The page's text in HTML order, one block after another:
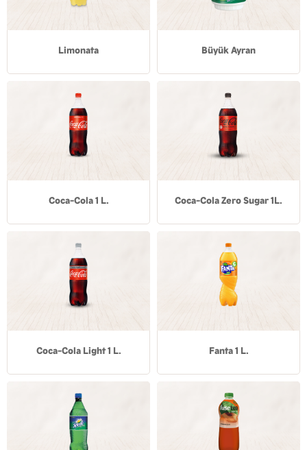
Limonata Büyük Ayran
Coca-Cola 1 L. Coca-Cola Zero Sugar 1L.
Coca-Cola Light 1 L. Fanta 1 L.